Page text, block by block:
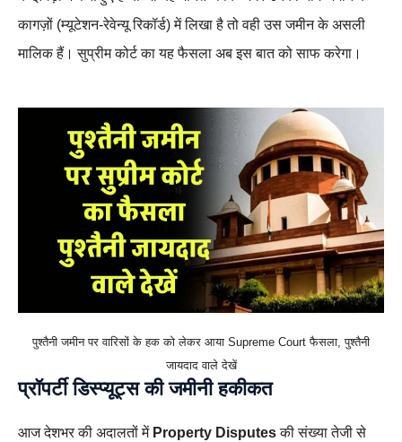
कागज़ों (म्यूटेशन-रेवेन्यू रिकॉर्ड) में लिखा है तो वही उस जमीन के असली
मालिक हैं। सुप्रीम कोर्ट का यह फैसला अब इस बात को साफ करेगा।
पुश्तैनी जमीन पर वारिसों के हक को लेकर आया Supreme Court फैसला, पुश्तैनी
जायदाद वाले देखें
प्रॉपर्टी डिस्प्यूट्स की जमीनी हकीकत
आज देशभर की अदालतों में Property Disputesकी संख्या तेजी से